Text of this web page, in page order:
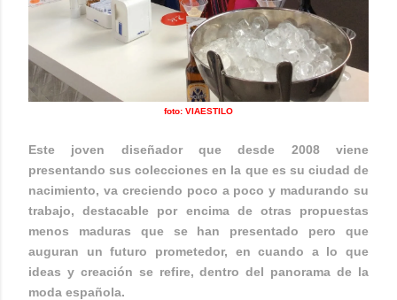
foto: VIAESTILO
Este joven diseñador que desde 2008 viene
presentando sus colecciones en la que es su ciudad de
nacimiento, va creciendo poco a poco y madurando su
trabajo, destacable por encima de otras propuestas
menos maduras que se han presentado pero que
auguran un futuro prometedor, en cuando a lo que
ideas y creación se refire, dentro del panorama de la
moda española.